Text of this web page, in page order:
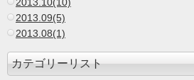
2013.10(10)
2013.09(5)
2013.08(1)
カテゴリーリスト